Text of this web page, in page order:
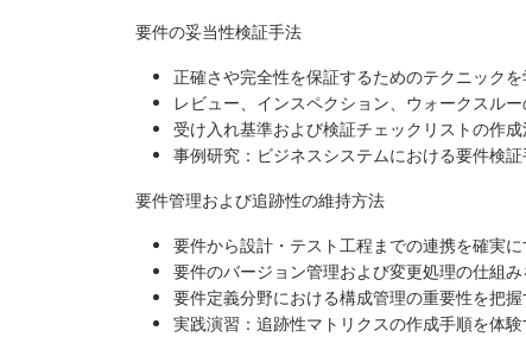
要件の妥当性検証手法
正確さや完全性を保証するためのテクニック
レビュー、インスペクション、ウォークスル
受け入れ基準および検証チェックリストの作
事例研究：ビジネスシステムにおける要件検
要件管理および追跡性の維持方法
要件から設計・テスト工程までの連携を確実
要件のバージョン管理および変更処理の仕組
要件定義分野における構成管理の重要性を把握
実践演習：追跡性マトリクスの作成手順を体験